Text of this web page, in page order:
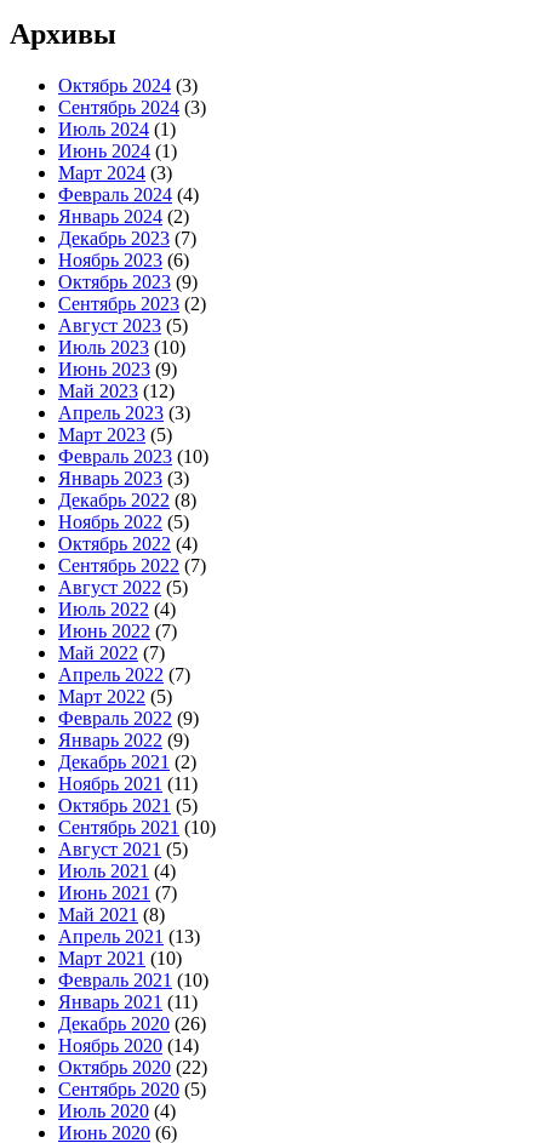
Архивы
Октябрь 2024 (3)
Сентябрь 2024 (3)
Июль 2024 (1)
Июнь 2024 (1)
Март 2024 (3)
Февраль 2024 (4)
Январь 2024 (2)
Декабрь 2023 (7)
Ноябрь 2023 (6)
Октябрь 2023 (9)
Сентябрь 2023 (2)
Август 2023 (5)
Июль 2023 (10)
Июнь 2023 (9)
Май 2023 (12)
Апрель 2023 (3)
Март 2023 (5)
Февраль 2023 (10)
Январь 2023 (3)
Декабрь 2022 (8)
Ноябрь 2022 (5)
Октябрь 2022 (4)
Сентябрь 2022 (7)
Август 2022 (5)
Июль 2022 (4)
Июнь 2022 (7)
Май 2022 (7)
Апрель 2022 (7)
Март 2022 (5)
Февраль 2022 (9)
Январь 2022 (9)
Декабрь 2021 (2)
Ноябрь 2021 (11)
Октябрь 2021 (5)
Сентябрь 2021 (10)
Август 2021 (5)
Июль 2021 (4)
Июнь 2021 (7)
Май 2021 (8)
Апрель 2021 (13)
Март 2021 (10)
Февраль 2021 (10)
Январь 2021 (11)
Декабрь 2020 (26)
Ноябрь 2020 (14)
Октябрь 2020 (22)
Сентябрь 2020 (5)
Июль 2020 (4)
Июнь 2020 (6)